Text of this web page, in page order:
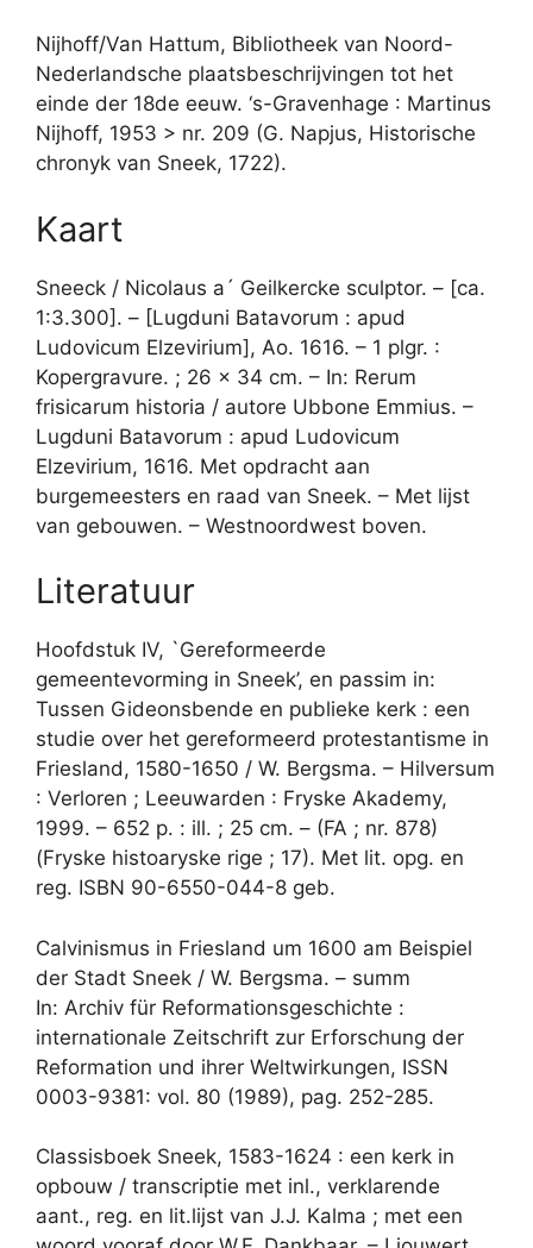
Nijhoff/Van Hattum, Bibliotheek van Noord-
Nederlandsche plaatsbeschrijvingen tot het
einde der 18de eeuw. ‘s-Gravenhage : Martinus
Nijhoff, 1953 > nr. 209 (G. Napjus, Historische
chronyk van Sneek, 1722).
Kaart
Sneeck / Nicolaus a´ Geilkercke sculptor. – [ca.
1:3.300]. – [Lugduni Batavorum : apud
Ludovicum Elzevirium], Ao. 1616. – 1 plgr. :
Kopergravure. ; 26 x 34 cm. – In: Rerum
frisicarum historia / autore Ubbone Emmius. –
Lugduni Batavorum : apud Ludovicum
Elzevirium, 1616. Met opdracht aan
burgemeesters en raad van Sneek. – Met lijst
van gebouwen. – Westnoordwest boven.
Literatuur
Hoofdstuk IV, `Gereformeerde
gemeentevorming in Sneek’, en passim in:
Tussen Gideonsbende en publieke kerk : een
studie over het gereformeerd protestantisme in
Friesland, 1580-1650 / W. Bergsma. – Hilversum
: Verloren ; Leeuwarden : Fryske Akademy,
1999. – 652 p. : ill. ; 25 cm. – (FA ; nr. 878)
(Fryske histoaryske rige ; 17). Met lit. opg. en
reg. ISBN 90-6550-044-8 geb.
Calvinismus in Friesland um 1600 am Beispiel
der Stadt Sneek / W. Bergsma. – summ
In: Archiv für Reformationsgeschichte :
internationale Zeitschrift zur Erforschung der
Reformation und ihrer Weltwirkungen, ISSN
0003-9381: vol. 80 (1989), pag. 252-285.
Classisboek Sneek, 1583-1624 : een kerk in
opbouw / transcriptie met inl., verklarende
aant., reg. en lit.lijst van J.J. Kalma ; met een